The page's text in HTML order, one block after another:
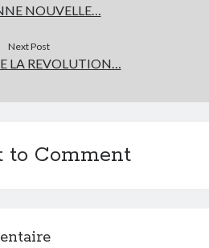
NOUVELLE…
Next Post
LA REVOLUTION…
to Comment